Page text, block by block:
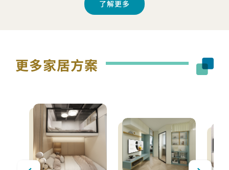
了解更多
更多家居方案